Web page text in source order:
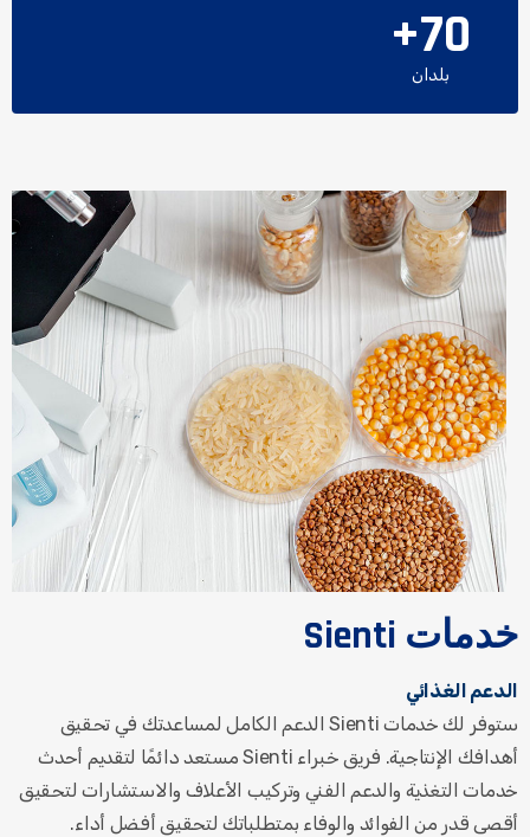
بلدان
70
+
خدمات Sienti
الدعم الغذائي
ستوفر لك خدمات Sienti الدعم الكامل لمساعدتك في تحقيق
أهدافك الإنتاجية. فريق خبراء Sienti مستعد دائمًا لتقديم أحدث
خدمات التغذية والدعم الفني وتركيب الأعلاف والاستشارات لتحقيق
أقصى قدر من الفوائد والوفاء بمتطلباتك لتحقيق أفضل أداء.